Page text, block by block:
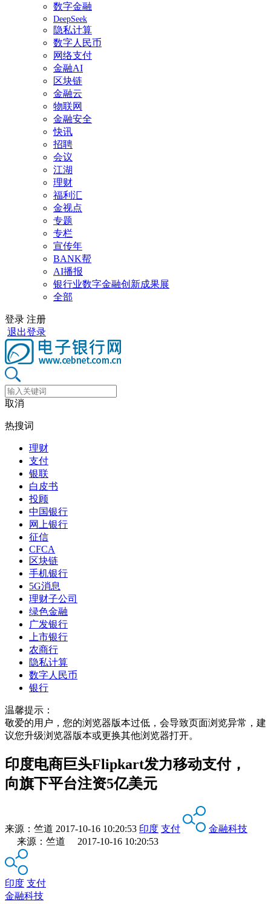
数字金融
DeepSeek
隐私计算
数字人民币
网络支付
金融AI
区块链
金融云
物联网
金融安全
快讯
招聘
会议
江湖
理财
福利汇
金视点
专题
专栏
宣传年
BANK帮
AI播报
银行业数字金融创新成果展
全部
登录 注册
退出登录
取消
热搜词
理财
支付
银联
白皮书
投顾
中国银行
网上银行
征信
CFCA
区块链
手机银行
5G消息
理财子公司
绿色金融
广发银行
上市银行
农商行
隐私计算
数字人民币
银行
温馨提示：
敬爱的用户，您的浏览器版本过低，会导致页面浏览异常，建
议您升级浏览器版本或更换其他浏览器打开。
印度电商巨头Flipkart发力移动支付，
向旗下平台注资5亿美元
来源： 竺道 2017-10-16 10:20:53 印度 支付
金融科技
来源：竺道 2017-10-16 10:20:53
印度 支付
金融科技